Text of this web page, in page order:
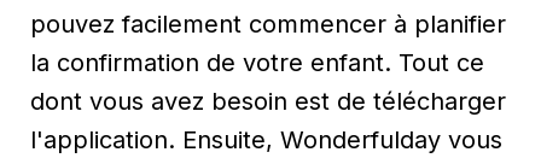
pouvez facilement commencer à planifier
la confirmation de votre enfant. Tout ce
dont vous avez besoin est de télécharger
l'application. Ensuite, Wonderfulday vous